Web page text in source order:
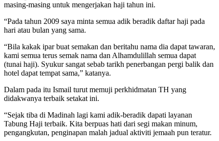
masing-masing untuk mengerjakan haji tahun ini.
“Pada tahun 2009 saya minta semua adik beradik daftar haji pada
hari atau bulan yang sama.
“Bila kakak ipar buat semakan dan beritahu nama dia dapat tawaran,
kami semua terus semak nama dan Alhamdulillah semua dapat
(tunai haji). Syukur sangat sebab tarikh penerbangan pergi balik dan
hotel dapat tempat sama,” katanya.
Dalam pada itu Ismail turut memuji perkhidmatan TH yang
didakwanya terbaik setakat ini.
“Sejak tiba di Madinah lagi kami adik-beradik dapati layanan
Tabung Haji terbaik. Kita berpuas hati dari segi makan minum,
pengangkutan, penginapan malah jadual aktiviti jemaah pun teratur.